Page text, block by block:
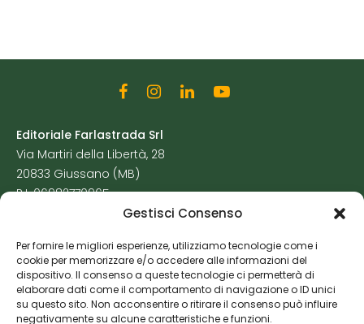
Gestisci Consenso
Per fornire le migliori esperienze, utilizziamo tecnologie come i
cookie per memorizzare e/o accedere alle informazioni del
dispositivo. Il consenso a queste tecnologie ci permetterà di
elaborare dati come il comportamento di navigazione o ID unici
su questo sito. Non acconsentire o ritirare il consenso può influire
negativamente su alcune caratteristiche e funzioni.
Editoriale Farlastrada Srl
Via Martiri della Libertà, 28
20833 Giussano (MB)
P.I. 06982770965
Cookie Policy
Risorse Aggiuntive